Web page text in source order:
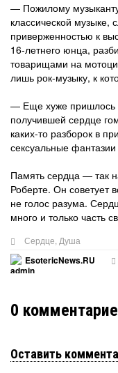
— Пожилому
классической музыке,
приверженностью к
16-летнего юнца,
товарищами на
лишь рок-музыку, к
— Еще хуже пришлось
получившей сердце
каких-то разборок в
сексуальные
Память сердца — так
Роберте. Он советует
не голос разума.
много и только часть
Сердце Душа
EsotericNews.RU
0
Оставить